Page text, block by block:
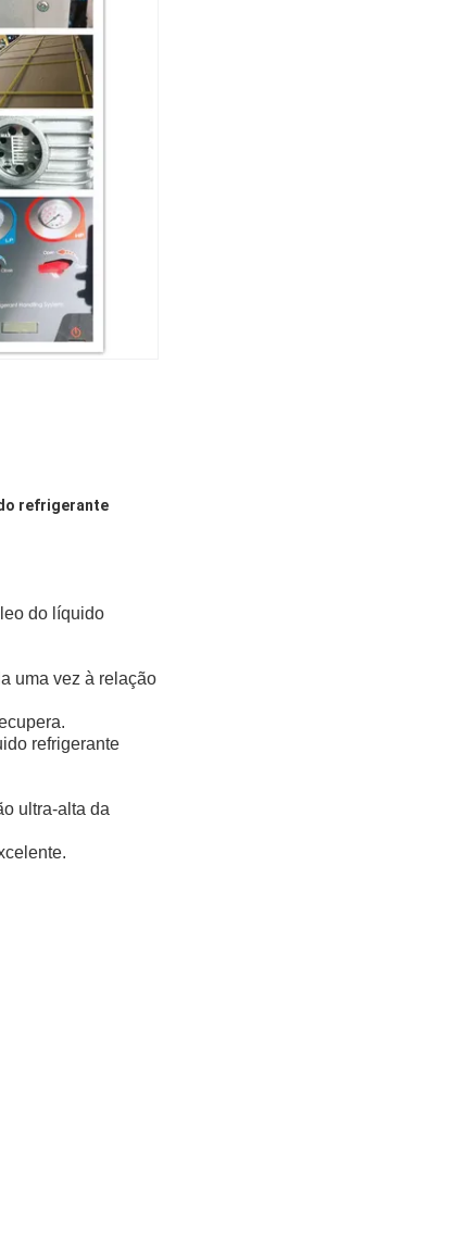
refrigerante
do líquido
uma vez à relação
refrigerante
ultra-alta da